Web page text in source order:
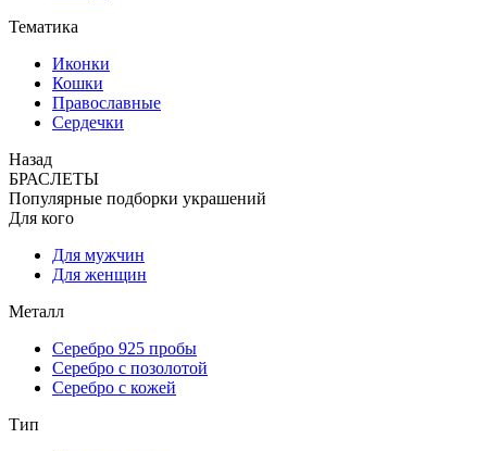
Тематика
Иконки
Кошки
Православные
Сердечки
Назад
БРАСЛЕТЫ
Популярные подборки украшений
Для кого
Для мужчин
Для женщин
Металл
Серебро 925 пробы
Серебро с позолотой
Серебро с кожей
Тип